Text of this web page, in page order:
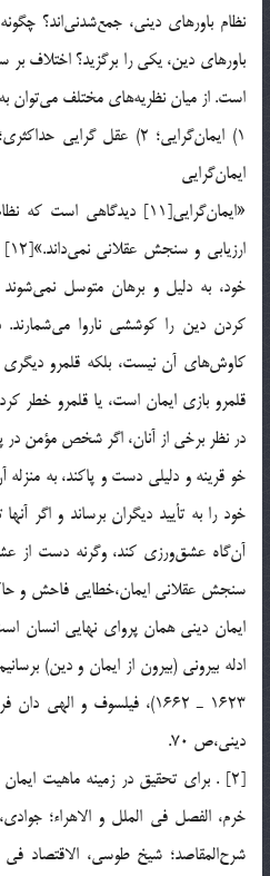
نظام‌ باورهاي ديني، جمع‌شدني‌اند؟
باورهاي دين، يكي را برگزيد؟ اختلاف
است. از ميان نظريه‌هاي مختلف مي‌توان
ايمان‌گرايي
«ايمان‌گرايي[11] ديدگاهي
خود، به دليل و برهان متوسل
كردن دين را كوششي ناروا
كاوش‌هاي آن نيست، بلكه قلمرو
قلمرو بازي ايمان است،‌ يا قلمرو خطر
در نظر برخي از آنان،‌ اگر شخص مؤمن در
خو قرينه و دليلي دست و پاكند، به
خود را به تأييد ديگران برساند و اگر
آن‌گاه عشق‌ورزي كند، وگرنه دست از
سنجش عقلاني ايمان،‌خطايي فاحش و
ايمان ديني همان پرواي نهايي انسان
1623 ـ 1662)، فيلسوف و
ديني،‌ص 70.
[2] . براي تحقيق در زمينه ماهيت
خرم، الفصل في الملل و الاهراء؛
شرح‌المقاصد؛ شيخ طوسي، الاقتصاد في